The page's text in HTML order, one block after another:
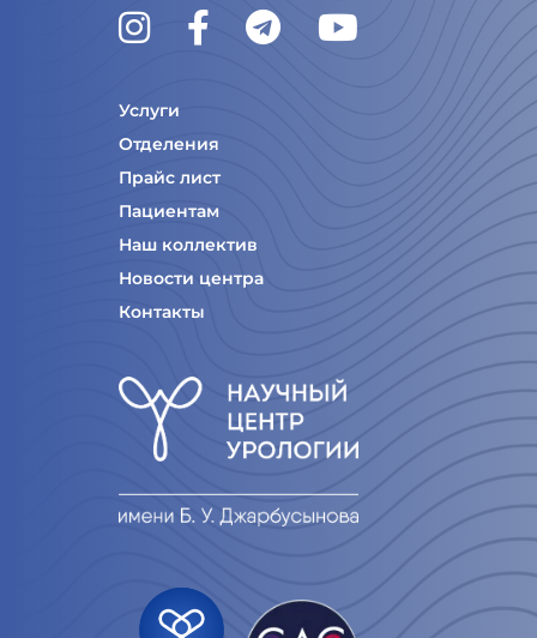
Услуги
Отделения
Прайс лист
Пациентам
Наш коллектив
Новости центра
Контакты